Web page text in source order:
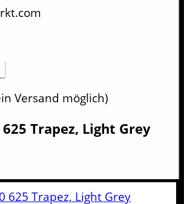
Versand möglich)
625 Trapez, Light Grey